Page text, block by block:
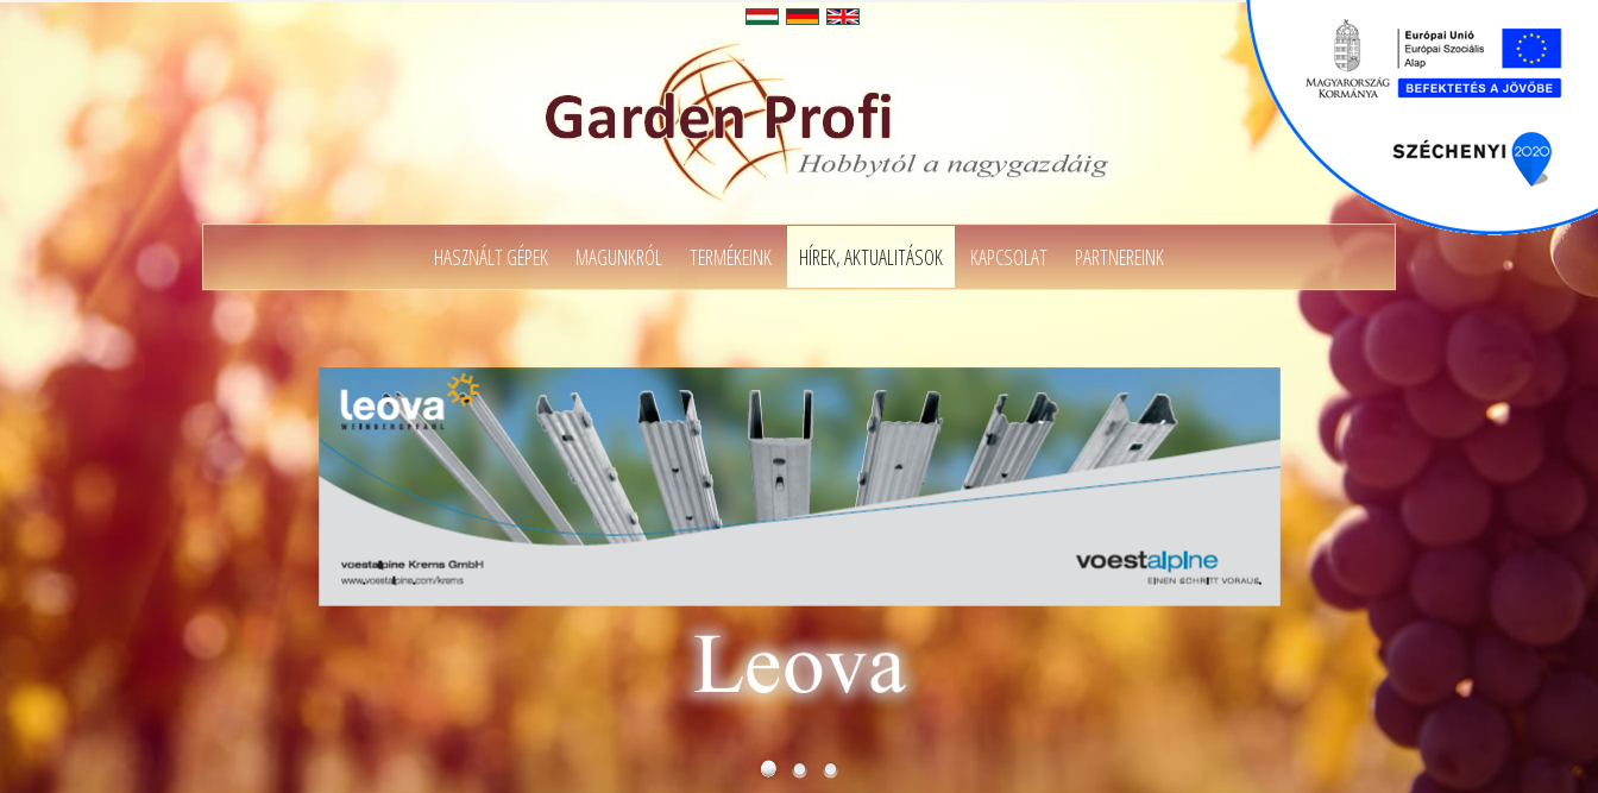
HASZNÁLT GÉPEK MAGUNKRÓL TERMÉKEINK HÍREK, AKTUALITÁSOK KAPCSOLAT PARTNEREINK